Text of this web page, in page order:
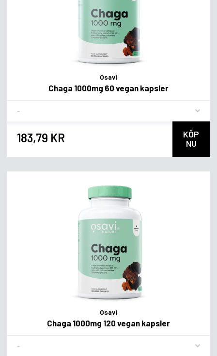
Osavi
Chaga 1000mg 60 vegan kapsler
183,79 KR
KÖP
NU
Osavi
Chaga 1000mg 120 vegan kapsler